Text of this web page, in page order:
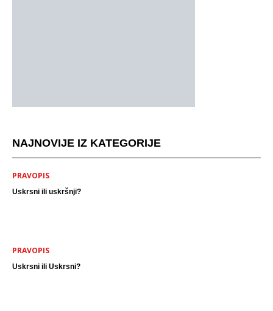
NAJNOVIJE IZ KATEGORIJE
PRAVOPIS
Uskrsni ili uskršnji?
PRAVOPIS
Uskrsni ili Uskrsni?